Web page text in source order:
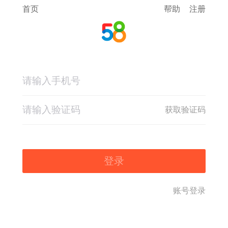
首页 帮助 注册
获取验证码
登录
账号登录